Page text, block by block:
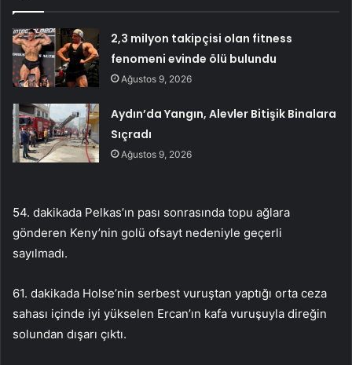
2,3 milyon takipçisi olan fitness
fenomeni evinde ölü bulundu
Ağustos 9, 2026
Aydın’da Yangın, Alevler Bitişik Binalara
Sıçradı
Ağustos 9, 2026
54. dakikada Pelkas’ın pası sonrasında topu ağlara
gönderen Keny’nin golü ofsayt nedeniyle geçerli
sayılmadı.
61. dakikada Holse’nin serbest vuruştan yaptığı orta ceza
sahası içinde iyi yükselen Ercan’ın kafa vuruşuyla direğin
solundan dışarı çıktı.